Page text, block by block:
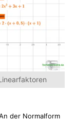
der Normalform